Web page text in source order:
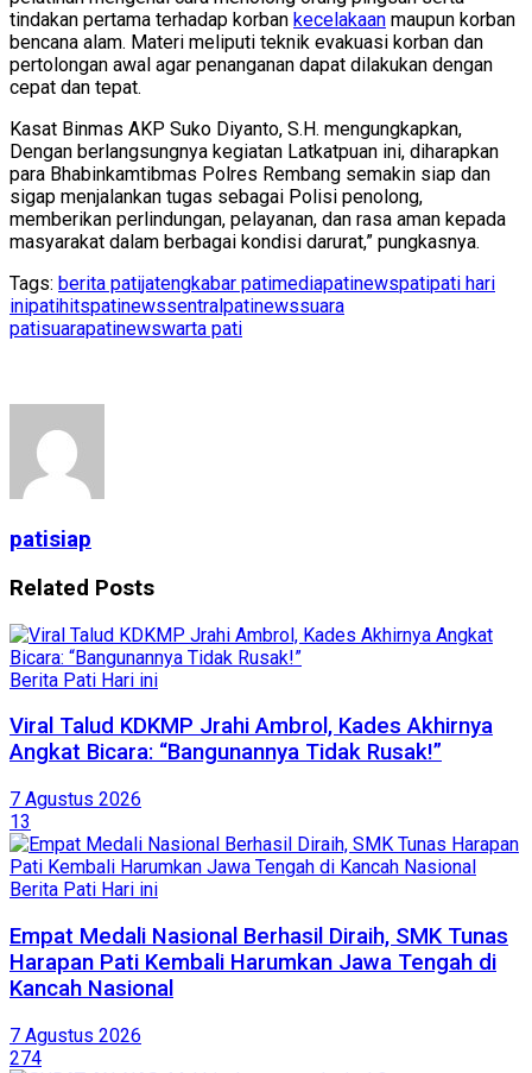
tindakan pertama terhadap korban kecelakaan maupun korban
bencana alam. Materi meliputi teknik evakuasi korban dan
pertolongan awal agar penanganan dapat dilakukan dengan
cepat dan tepat.
Kasat Binmas AKP Suko Diyanto, S.H. mengungkapkan,
Dengan berlangsungnya kegiatan Latkatpuan ini, diharapkan
para Bhabinkamtibmas Polres Rembang semakin siap dan
sigap menjalankan tugas sebagai Polisi penolong,
memberikan perlindungan, pelayanan, dan rasa aman kepada
masyarakat dalam berbagai kondisi darurat,” pungkasnya.
Tags: berita patijatengkabar patimediapatinewspatipati hari
inipatihitspatinewssentralpatinewssuara
patisuarapatinewswarta pati
patisiap
Related Posts
Berita Pati Hari ini
Viral Talud KDKMP Jrahi Ambrol, Kades Akhirnya
Angkat Bicara: “Bangunannya Tidak Rusak!”
7 Agustus 2026
13
Berita Pati Hari ini
Empat Medali Nasional Berhasil Diraih, SMK Tunas
Harapan Pati Kembali Harumkan Jawa Tengah di
Kancah Nasional
7 Agustus 2026
274